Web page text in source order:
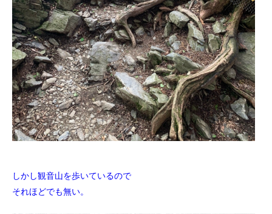
しかし観音山を歩いているので
それほどでも無い。